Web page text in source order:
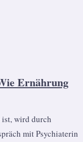
Ernährung
wird durch
mit Psychiaterin